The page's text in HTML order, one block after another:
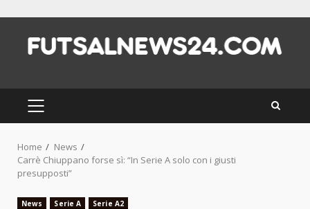
content
PRIMARY
MENU
Home
News
Carrè Chiuppano forse sì: “In Serie A solo con i giusti
presupposti”
News Serie A Serie A2